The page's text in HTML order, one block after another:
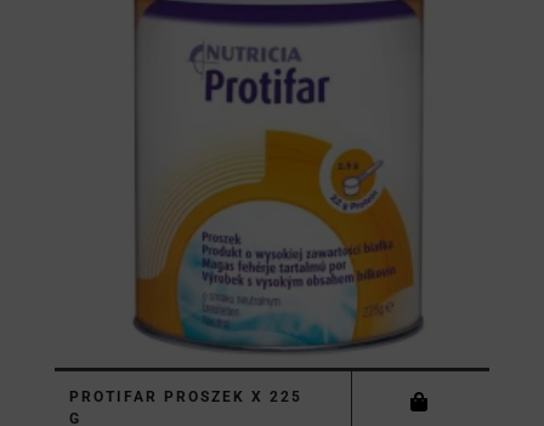
PROTIFAR PROSZEK X 225
G